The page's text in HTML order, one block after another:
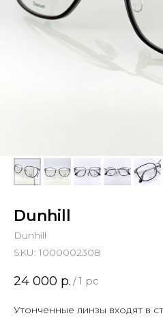
Dunhill
Dunhill
SKU: 1000002308
24 000 р. /1 pc
Утонченные линзы входят в